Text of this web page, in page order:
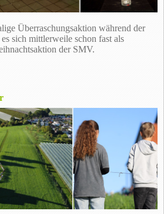
Überraschungsaktion während der
sich mittlerweile schon fast als
der SMV.